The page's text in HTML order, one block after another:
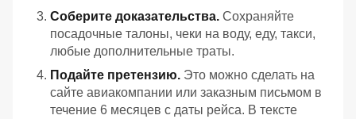
Соберите доказательства. Сохраняйте
посадочные талоны, чеки на воду, еду, такси,
любые дополнительные траты.
Подайте претензию. Это можно сделать на
сайте авиакомпании или заказным письмом в
течение 6 месяцев с даты рейса. В тексте